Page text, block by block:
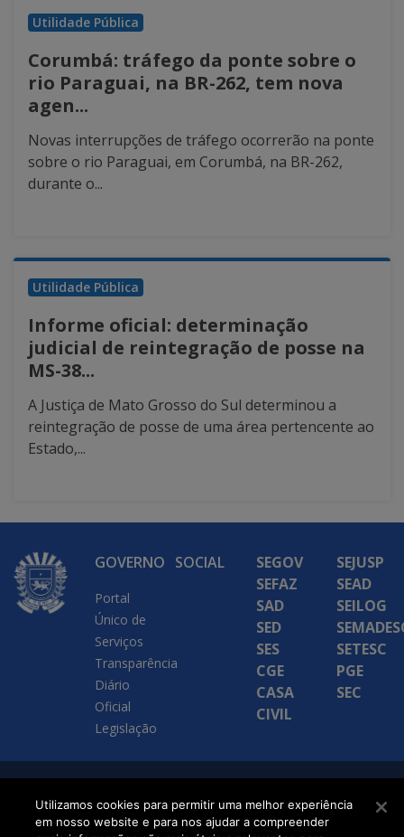
Utilidade Pública
Corumbá: tráfego da ponte sobre o
rio Paraguai, na BR-262, tem nova
agen...
Novas interrupções de tráfego ocorrerão na ponte
sobre o rio Paraguai, em Corumbá, na BR-262,
durante o...
Utilidade Pública
Informe oficial: determinação
judicial de reintegração de posse na
MS-38...
A Justiça de Mato Grosso do Sul determinou a
reintegração de posse de uma área pertencente ao
Estado,...
GOVERNO
Portal
Único de
Serviços
Transparência
Diário
Oficial
Legislação
SOCIAL
SEGOV
SEFAZ
SAD
SED
SES
CGE
CASA
CIVIL
SEJUSP
SEAD
SEILOG
SETESC
PGE
SEC
SETDIG | Secretaria-
Executiva de
Utilizamos cookies para permitir uma melhor experiência
em nosso website e para nos ajudar a compreender